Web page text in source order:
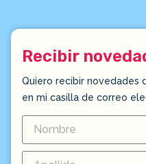
Recibir
Quiero recibir novedades
en mi casilla de correo